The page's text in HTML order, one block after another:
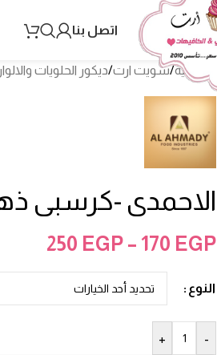
اتصل بنا
الرئيسية/سويت ارت/ديكور الحلويات
الاحمدى -كرسبى
170 EGP
–
250 EGP
النوع
-
+